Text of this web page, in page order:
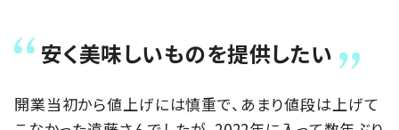
安く美味しいものを提供したい
開業当初から値上げには慎重で、あまり値段は上げて